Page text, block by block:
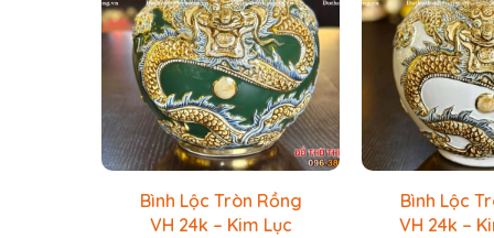
Bình Lộc Tròn Rồng
VH 24k – Kim Lục
Bình Lộc
VH 24k –